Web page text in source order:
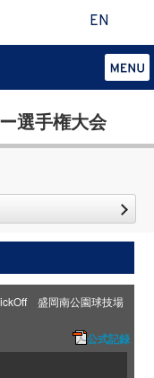
EN
選手権大会
盛岡南公園球技場
公式記録